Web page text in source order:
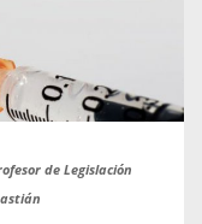
de Legislación